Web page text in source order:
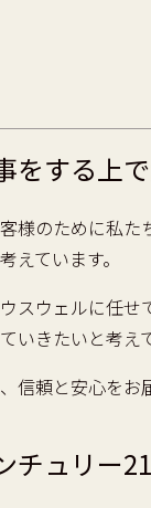
をする上
客様のために私
えています。
ウスウェルに任
いきたいと考え
信頼と安心をお
チュリー